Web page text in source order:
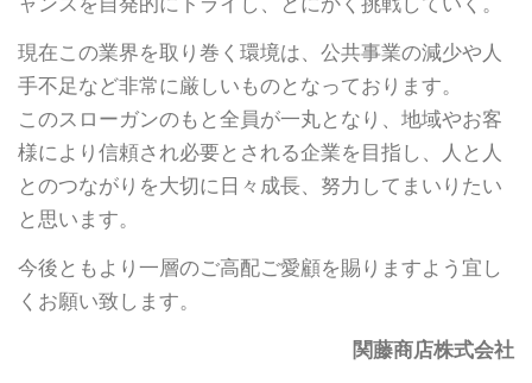
現在この業界を取り巻く環境は、公共事業の減少や人
手不足など非常に厳しいものとなっております。
このスローガンのもと全員が一丸となり、地域やお客
様により信頼され必要とされる企業を目指し、人と人
とのつながりを大切に日々成長、努力してまいりたい
と思います。
今後ともより一層のご高配ご愛顧を賜りますよう宜し
くお願い致します。
関藤商店株式会社